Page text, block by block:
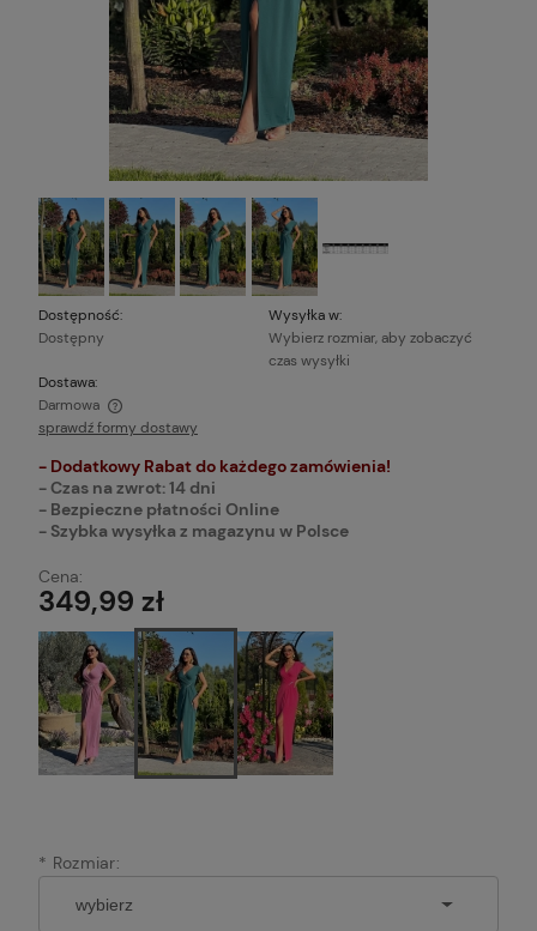
Dostępność:
Dostępny
Wysyłka w:
Wybierz rozmiar, aby zobaczyć
czas wysyłki
Dostawa:
Darmowa
Cena nie zawiera ewentualnych kosztów płatności
sprawdź formy dostawy
- Dodatkowy Rabat do każdego zamówienia!
- Czas na zwrot: 14 dni
- Bezpieczne płatności Online
- Szybka wysyłka z magazynu w Polsce
Cena:
349,99 zł
* Rozmiar: